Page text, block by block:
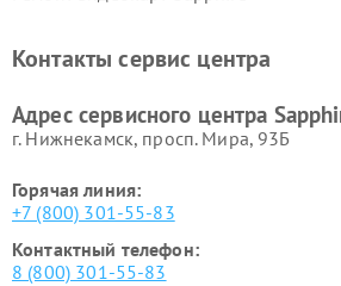
Контакты сервис центра
Адрес сервисного центра
г. Нижнекамск, просп. Мира, 93Б
Горячая линия:
+7 (800) 301-55-83
Контактный телефон:
8 (800) 301-55-83